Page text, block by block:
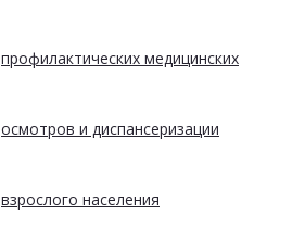
профилактических медицинских
осмотров и диспансеризации
взрослого населения